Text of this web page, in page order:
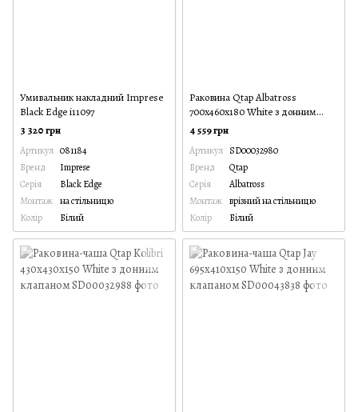
Умивальник накладний Imprese
Black Edge i11097
3 320 грн
Артикул 081184
Бренд
Imprese
Серія
Black Edge
Монтаж на стільницю
Колір
Білий
Раковина Qtap Albatross
700х460х180 White з донним
клапаном
4 559 грн
Артикул SD00032980
Бренд
Qtap
Серія
Albatross
Монтаж врізний на стільницю
Колір
Білий